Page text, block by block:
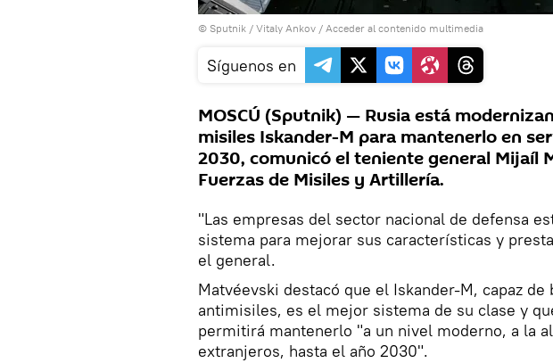
© Sputnik / Vitaly Ankov / Acceder al contenido multimedia
Síguenos en
MOSCÚ (Sputnik) — Rusia está
misiles Iskander-M para mantenerlo en
2030, comunicó el teniente general Mijaíl
Fuerzas de Misiles y Artillería.
"Las empresas del sector nacional de defensa
sistema para mejorar sus características y
el general.
Matvéevski destacó que el Iskander-M, capaz
antimisiles, es el mejor sistema de su clase y
permitirá mantenerlo "a un nivel moderno, a la
extranjeros, hasta el año 2030".